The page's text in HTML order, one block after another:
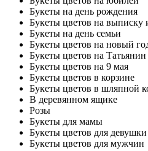
Букеты на день рождения
Букеты цветов на выписку
Букеты на день семьи
Букеты цветов на новый
Букеты цветов на Татьянин
Букеты цветов на 9 мая
Букеты цветов в корзине
Букеты цветов в шляпной
В деревянном ящике
Розы
Букеты для мамы
Букеты цветов для девушки
Букеты цветов для мужчин